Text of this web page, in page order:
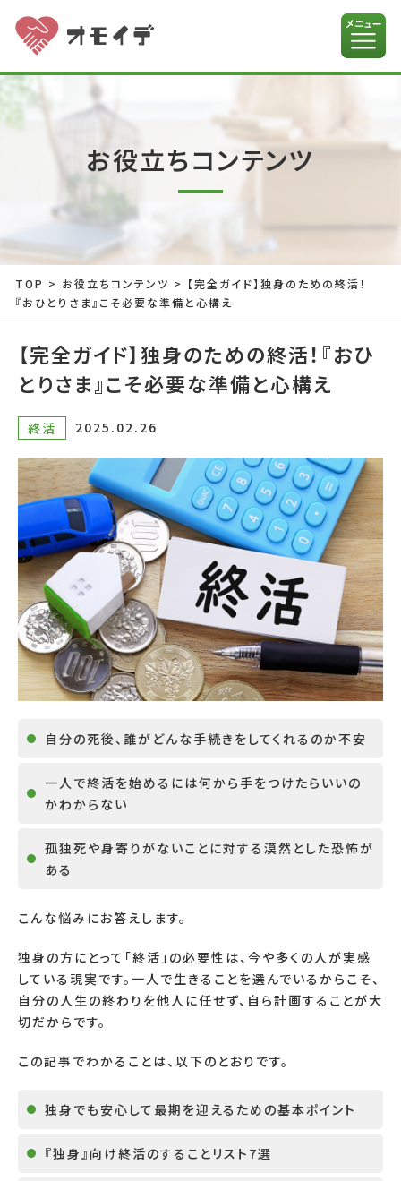
お役立ちコンテンツ
TOP > お役立ちコンテンツ > 【完全ガイド】独身のための終活！
『おひとりさま』こそ必要な準備と心構え
【完全ガイド】独身のための終活！『おひ
とりさま』こそ必要な準備と心構え
終活 2025.02.26
自分の死後、誰がどんな手続きをしてくれるのか不安
一人で終活を始めるには何から手をつけたらいいの
かわからない
孤独死や身寄りがないことに対する漠然とした恐怖が
ある
こんな悩みにお答えします。
独身の方にとって「終活」の必要性は、今や多くの人が実感
している現実です。一人で生きることを選んでいるからこそ、
自分の人生の終わりを他人に任せず、自ら計画することが大
切だからです。
この記事でわかることは、以下のとおりです。
独身でも安心して最期を迎えるための基本ポイント
『独身』向け終活のすることリスト7選